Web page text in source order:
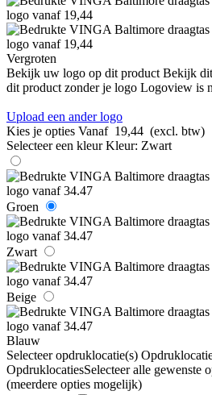
Vergroten
Bekijk uw logo op dit product Bekijk
dit product zonder je logo Logoview is
Upload een ander logo
Kies je opties Vanaf 19,44 (excl. btw)
Selecteer een kleur Kleur: Zwart
Groen
Zwart
Beige
Blauw
Selecteer opdruklocatie(s)
OpdruklocatiesSelecteer alle gewenste
(meerdere opties mogelijk)